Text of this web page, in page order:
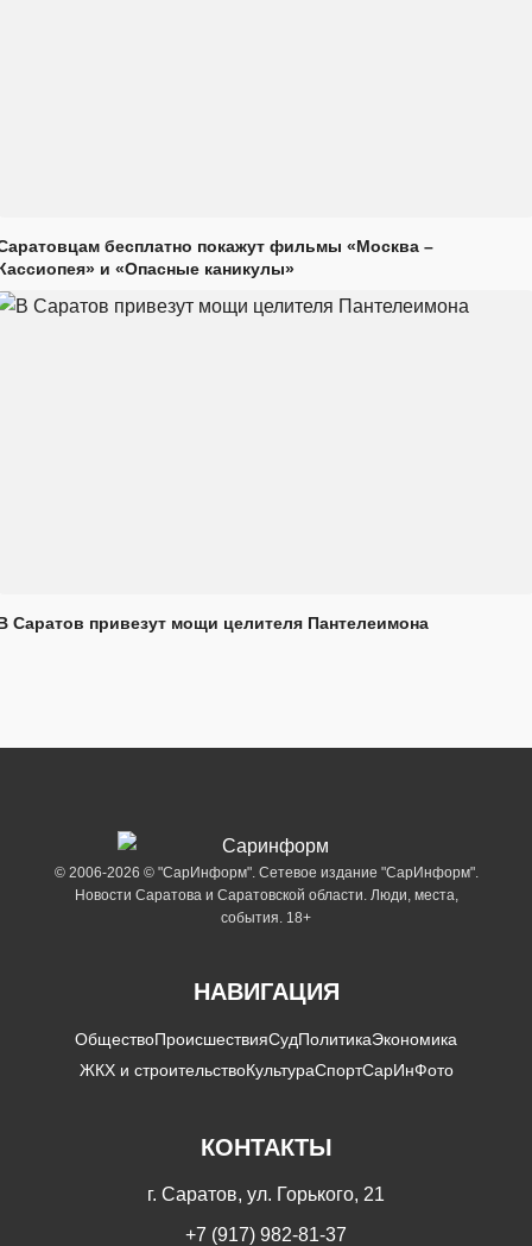
бесплатно покажут фильмы «Москва –
и «Опасные каникулы»
Саратов привезут мощи целителя Пантелеимона
© 2006-2026 © "СарИнформ". Сетевое издание "СарИнформ".
Новости Саратова и Саратовской области. Люди, места,
события. 18+
НАВИГАЦИЯ
ОбществоПроисшествияСудПолитикаЭкономика
ЖКХ и строительствоКультураСпортСарИнФото
КОНТАКТЫ
г. Саратов, ул. Горького, 21
+7 (917) 982-81-37